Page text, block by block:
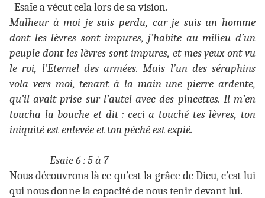
Esaïe a vécut cela lors de sa vision.
Malheur à moi je suis perdu, car je suis un homme
dont les lèvres sont impures, j’habite au milieu d’un
peuple dont les lèvres sont impures, et mes yeux ont vu
le roi, l’Eternel des armées. Mais l’un des séraphins
vola vers moi, tenant à la main une pierre ardente,
qu’il avait prise sur l’autel avec des pincettes. Il m’en
toucha la bouche et dit : ceci a touché tes lèvres, ton
iniquité est enlevée etton péché est expié.
Esaie 6 : 5 à 7
Nous découvrons là ce qu’est la grâce de Dieu, c’est lui
qui nous donne la capacité de nous tenir devant lui.